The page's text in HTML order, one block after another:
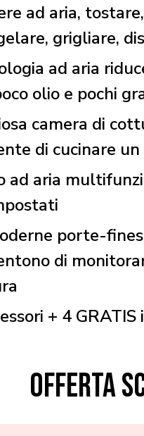
ad aria,
grigliare,
ad aria
olio e pochi
camera di
di cucinare
ad aria
porte-
di
+ 4
OFFERTA